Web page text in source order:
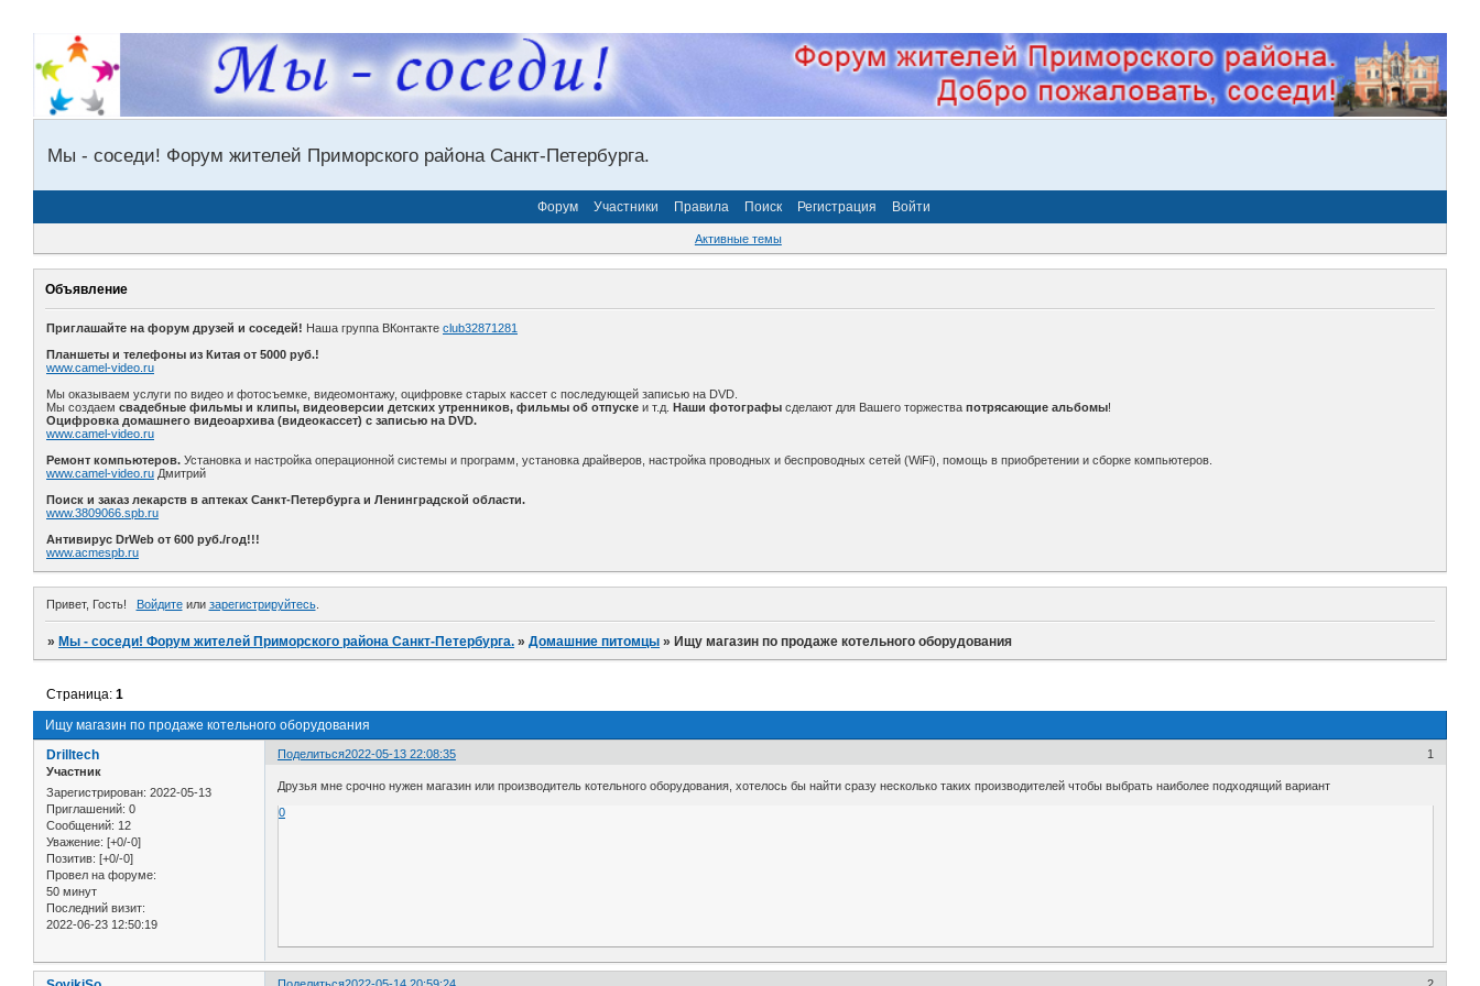
Мы - соседи! Форум жителей Приморского района Санкт-Петербурга.
Форум Участники Правила Поиск Регистрация Войти
Активные темы
Объявление
Приглашайте на форум друзей и соседей! Наша группа ВКонтакте club32871281
Планшеты и телефоны из Китая от 5000 руб.!
www.camel-video.ru
Мы оказываем услуги по видео и фотосъемке, видеомонтажу, оцифровке старых кассет с последующей записью на DVD.
Мы создаем свадебные фильмы и клипы, видеоверсии детских утренников, фильмы об отпуске и т.д. Наши фотографы сделают для Вашего торжества потрясающие альбомы!
Оцифровка домашнего видеоархива (видеокассет) с записью на DVD.
www.camel-video.ru
Ремонт компьютеров. Установка и настройка операционной системы и программ, установка драйверов, настройка проводных и беспроводных сетей (WiFi), помощь в приобретении и сборке компьютеров.
www.camel-video.ru Дмитрий
Поиск и заказ лекарств в аптеках Санкт-Петербурга и Ленинградской области.
www.3809066.spb.ru
Антивирус DrWeb от 600 руб./год!!!
www.acmespb.ru
Привет, Гость! Войдитеили зарегистрируйтесь.
»Мы - соседи! Форум жителей Приморского района Санкт-Петербурга. »Домашние питомцы »Ищу магазин по продаже котельного оборудования
Ищу магазин по продаже котельного оборудования
Страница:1
Поделиться 1
2022-05-13 22:08:35
Drilltech
Участник
Зарегистрирован: 2022-05-13
Приглашений: 0
Сообщений: 12
Уважение: [+0/-0]
Позитив: [+0/-0]
Провел на форуме:
50 минут
Последний визит:
2022-06-23 12:50:19
Друзья мне срочно нужен магазин или производитель котельного оборудования, хотелось бы найти сразу несколько таких производителей чтобы выбрать наиболее подходящий вариант
0